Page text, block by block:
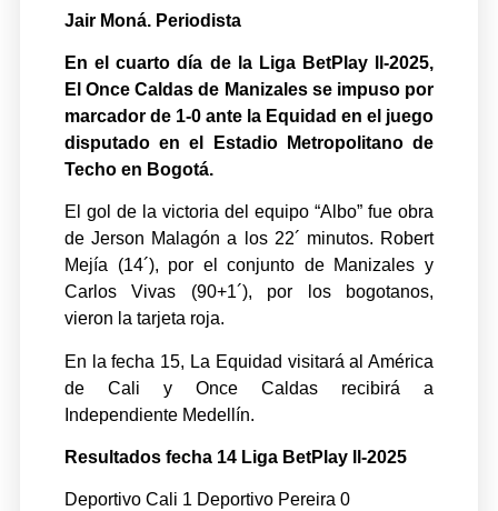
Jair Moná. Periodista
En el cuarto día de la Liga BetPlay ll-2025,
El Once Caldas de Manizales se impuso por
marcador de 1-0 ante la Equidad en el juego
disputado en el Estadio Metropolitano de
Techo en Bogotá.
El gol de la victoria del equipo “Albo” fue obra
de Jerson Malagón a los 22´ minutos. Robert
Mejía (14´), por el conjunto de Manizales y
Carlos Vivas (90+1´), por los bogotanos,
vieron la tarjeta roja.
En la fecha 15, La Equidad visitará al América
de Cali y Once Caldas recibirá a
Independiente Medellín.
Resultados fecha 14 Liga BetPlay ll-2025
Deportivo Cali 1 Deportivo Pereira 0